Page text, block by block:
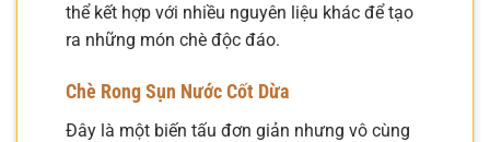
thể kết hợp với nhiều nguyên liệu khác để tạo
ra những món chè độc đáo.
Chè Rong Sụn Nước Cốt Dừa
Đây là một biến tấu đơn giản nhưng vô cùng